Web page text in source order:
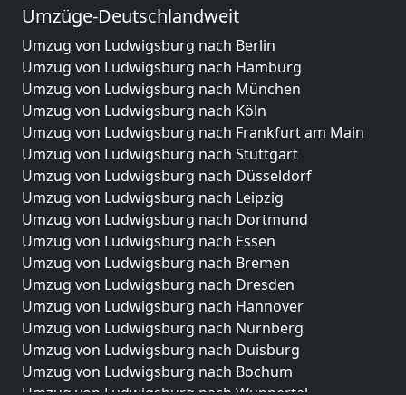
Umzüge-Deutschlandweit
Umzug von Ludwigsburg nach Berlin
Umzug von Ludwigsburg nach Hamburg
Umzug von Ludwigsburg nach München
Umzug von Ludwigsburg nach Köln
Umzug von Ludwigsburg nach Frankfurt am Main
Umzug von Ludwigsburg nach Stuttgart
Umzug von Ludwigsburg nach Düsseldorf
Umzug von Ludwigsburg nach Leipzig
Umzug von Ludwigsburg nach Dortmund
Umzug von Ludwigsburg nach Essen
Umzug von Ludwigsburg nach Bremen
Umzug von Ludwigsburg nach Dresden
Umzug von Ludwigsburg nach Hannover
Umzug von Ludwigsburg nach Nürnberg
Umzug von Ludwigsburg nach Duisburg
Umzug von Ludwigsburg nach Bochum